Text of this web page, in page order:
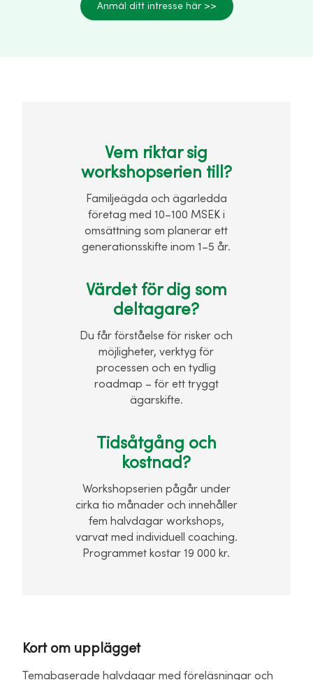
Anmäl ditt intresse här >>
Vem riktar sig
workshopserien till?
Familjeägda och ägarledda
företag med 10–100 MSEK i
omsättning som planerar ett
generationsskifte inom 1–5 år.
Värdet för dig som
deltagare?
Du får förståelse för risker och
möjligheter, verktyg för
processen och en tydlig
roadmap – för ett tryggt
ägarskifte.
Tidsåtgång och
kostnad?
Workshopserien pågår under
cirka tio månader och innehåller
fem halvdagar workshops,
varvat med individuell coaching.
Programmet kostar 19 000 kr.
Kort om upplägget
Temabaserade halvdagar med föreläsningar och